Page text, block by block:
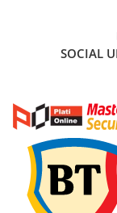
SOCIAL